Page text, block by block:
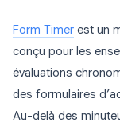
Form Timer est un
conçu pour les
évaluations
des formulaires
Au-delà des